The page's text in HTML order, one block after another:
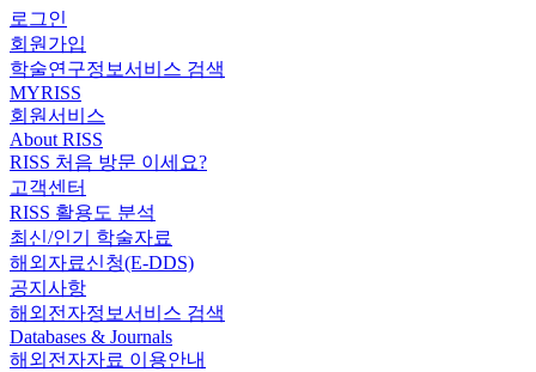
로그인
회원가입
학술연구정보서비스 검색
MYRISS
회원서비스
About RISS
RISS 처음 방문 이세요?
고객센터
RISS 활용도 분석
최신/인기 학술자료
해외자료신청(E-DDS)
공지사항
해외전자정보서비스 검색
Databases & Journals
해외전자자료 이용안내